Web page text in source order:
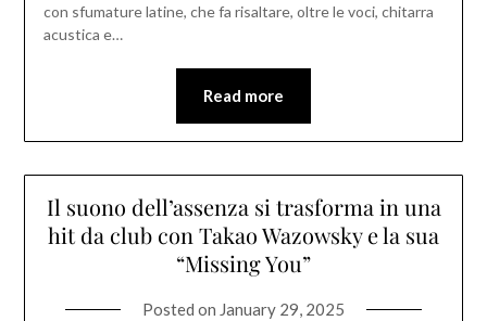
con sfumature latine, che fa risaltare, oltre le voci, chitarra
acustica e…
Read more
Il suono dell’assenza si trasforma in una
hit da club con Takao Wazowsky e la sua
“Missing You”
Posted on January 29, 2025